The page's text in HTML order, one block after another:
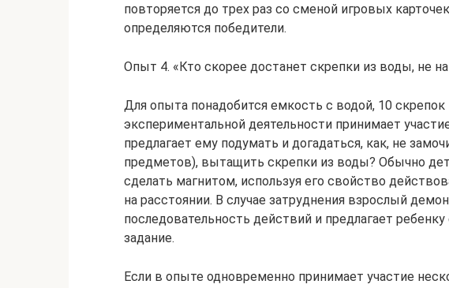
повторяется до трех раз со сменой игровых
определяются победители.
Опыт 4. «Кто скорее достанет скрепки из воды, не
Для опыта понадобится емкость с водой, 10 скрепок
экспериментальной деятельности принимает
предлагает ему подумать и догадаться, как, не
предметов), вытащить скрепки из воды? Обычно
сделать магнитом, используя его свойство
на расстоянии. В случае затруднения взрослый
последовательность действий и предлагает
задание.
Если в опыте одновременно принимает участие